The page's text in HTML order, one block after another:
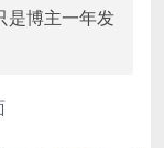
是博主一年发